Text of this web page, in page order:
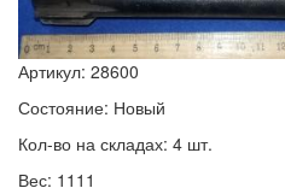
Артикул: 28600
Состояние: Новый
Кол-во на складах: 4 шт.
Вес: 1111